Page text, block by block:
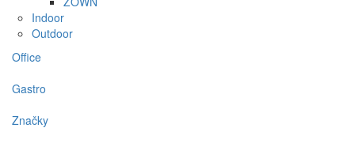
Indoor
Outdoor
Office
Gastro
Značky